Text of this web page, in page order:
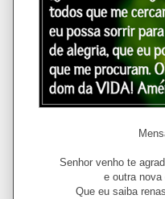
Senhor venho te
e outra
Que eu saiba